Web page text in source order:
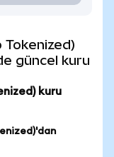
güncel kuru
kuru